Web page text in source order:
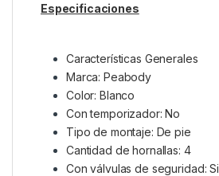
Especificaciones
Características Generales
Marca: Peabody
Color: Blanco
Con temporizador: No
Tipo de montaje: De pie
Cantidad de hornallas: 4
Con válvulas de seguridad: Si